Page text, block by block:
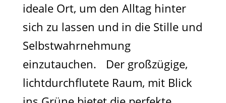
ideale Ort, um den Alltag hinter
sich zu lassen und in die Stille und
Selbstwahrnehmung
einzutauchen. Der großzügige,
lichtdurchflutete Raum, mit Blick